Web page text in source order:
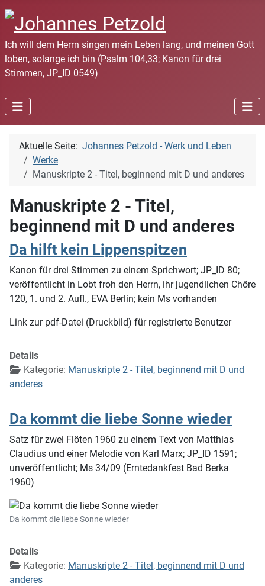
Ich will dem Herrn singen mein Leben lang, und meinen Gott
loben, solange ich bin (Psalm 104,33; Kanon für drei
Stimmen, JP_ID 0549)
Aktuelle Seite: Johannes Petzold - Werk und Leben
Werke
Manuskripte 2 - Titel, beginnend mit D und anderes
Manuskripte 2 - Titel,
beginnend mit D und anderes
Da hilft kein Lippenspitzen
Kanon für drei Stimmen zu einem Sprichwort; JP_ID 80;
veröffentlicht in Lobt froh den Herrn, ihr jugendlichen Chöre
120, 1. und 2. Aufl., EVA Berlin; kein Ms vorhanden
Link zur pdf-Datei (Druckbild) für registrierte Benutzer
Details
Kategorie: Manuskripte 2 - Titel, beginnend mit D und
anderes
Da kommt die liebe Sonne wieder
Satz für zwei Flöten 1960 zu einem Text von Matthias
Claudius und einer Melodie von Karl Marx; JP_ID 1591;
unveröffentlicht; Ms 34/09 (Erntedankfest Bad Berka
1960)
Da kommt die liebe Sonne wieder
Details
Kategorie: Manuskripte 2 - Titel, beginnend mit D und
anderes